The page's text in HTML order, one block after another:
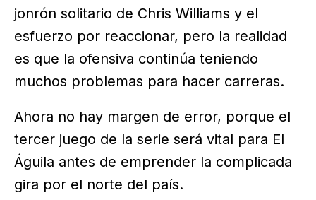
jonrón solitario de Chris Williams y el
esfuerzo por reaccionar, pero la realidad
es que la ofensiva continúa teniendo
muchos problemas para hacer carreras.
Ahora no hay margen de error, porque el
tercer juego de la serie será vital para El
Águila antes de emprender la complicada
gira por el norte del país.